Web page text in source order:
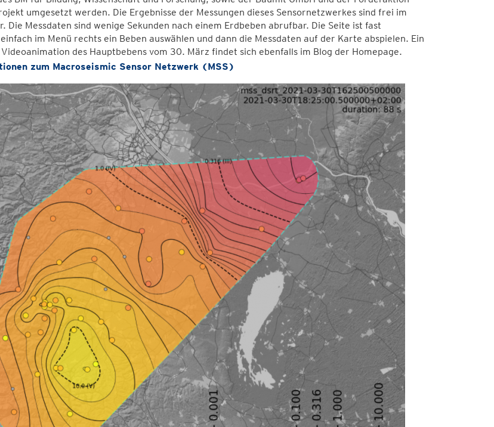
umgesetzt werden. Die Ergebnisse der Messungen dieses Sensornetzwerkes sind frei im
Die Messdaten sind wenige Sekunden nach einem Erdbeben abrufbar. Die Seite ist fast
im Menü rechts ein Beben auswählen und dann die Messdaten auf der Karte abspielen. Ein
des Hauptbebens vom 30. März findet sich ebenfalls im Blog der Homepage.
zum Macroseismic Sensor Netzwerk (MSS)